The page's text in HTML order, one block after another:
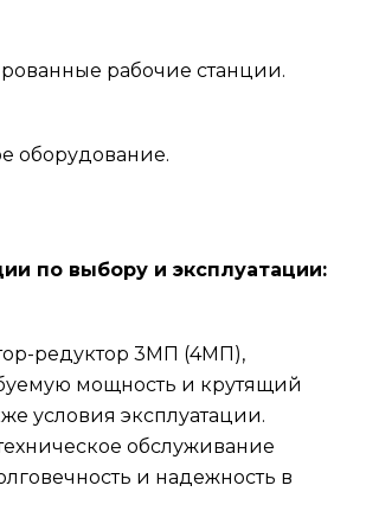
рабочие станции.
оборудование.
по выбору и эксплуатации:
редуктор 3МП (4МП),
мощность и крутящий
условия эксплуатации.
обслуживание
и надежность в